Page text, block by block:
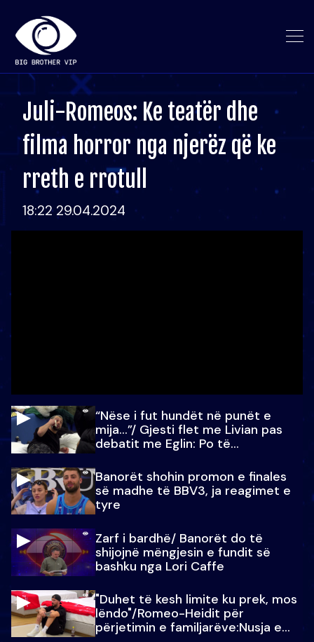
Juli-Romeos: Ke teatër dhe
filma horror nga njerëz që ke
rreth e rrotull
18:22 29.04.2024
“Nëse i fut hundët në punët e
mija…”/ Gjesti flet me Livian pas
debatit me Eglin: Po të
Banorët shohin promon e finales
së madhe të BBV3, ja reagimet e
tyre
Zarf i bardhë/ Banorët do të
shijojnë mëngjesin e fundit së
bashku nga Lori Caffe
"Duhet të kesh limite ku prek, mos
lëndo"/Romeo-Heidit për
përjetimin e familjarëve:Nusja e